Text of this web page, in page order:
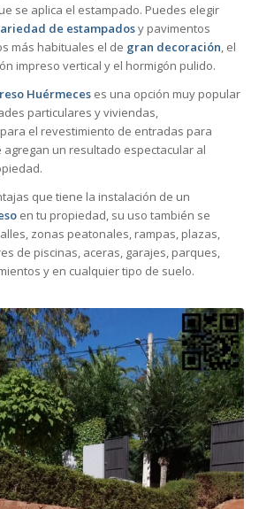
se aplica el estampado. Puedes elegir
de estampadosy pavimentos
más habituales el de gran decoración, el
impreso vertical y el hormigón pulido.
Huérmeceses una opción muy popular
particulares y viviendas,
el revestimiento de entradas para
agregan un resultado espectacular al
que tiene la instalación de un
en tu propiedad, su uso también se
zonas peatonales, rampas, plazas,
de piscinas, aceras, garajes, parques,
y en cualquier tipo de suelo.